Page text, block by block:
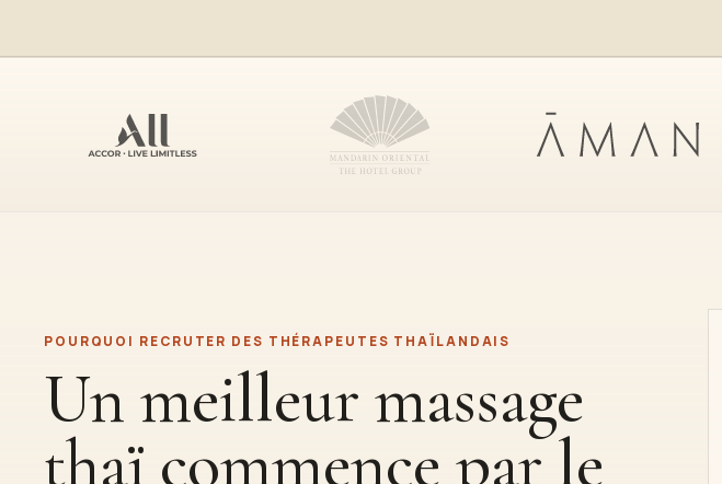
POURQUOI RECRUTER DES THÉRAPEUTES THAÏLANDAIS
Un meilleur massage
thaï commence par le